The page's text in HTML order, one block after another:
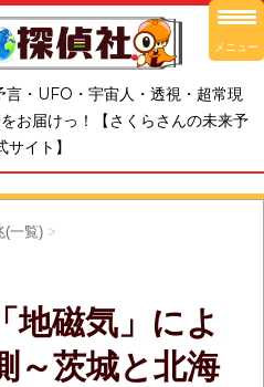
・UFO・宇宙人・透視・超常現
お届けっ！【さくらさんの未来予
サイト】
(一覧) >
地磁気」によ
～茨城と北海
メニュー